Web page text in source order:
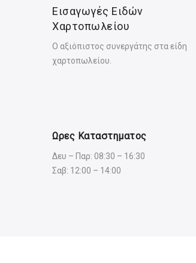
Εισαγωγές Ειδών
Χαρτοπωλείου
Ο αξιόπιστος συνεργάτης στα είδη
χαρτοπωλείου.
Ωρες Καταστηματος
Δευ – Παρ: 08:30 – 16:30
Σαβ: 12:00 – 14:00